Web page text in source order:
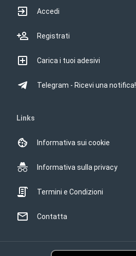
Accedi
Registrati
Carica i tuoi adesivi
Telegram - Ricevi una notifica!
Links
Informativa sui cookie
Informativa sulla privacy
Termini e Condizioni
Contatta